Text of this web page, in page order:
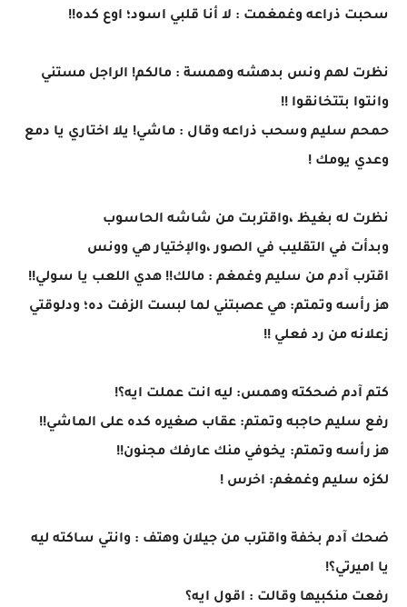
سحبت ذراعه وغمغمت : لا أنا قلبي اسود؛ اوع كده!!
نظرت لهم ونس بدهشه وهمسة : مالكم! الراجل مستني
وانتوا بتتخانقوا !!
حمحم سليم وسحب ذراعه وقال : ماشي! يلا اختاري يا دمع
وعدي يومك !
نظرت له بغيظ ،واقتربت من شاشه الحاسوب
وبدأت في التقليب في الصور ،والإختيار هي وونس
اقترب آدم من سليم وغمغم : مالك!! هدي اللعب يا سولي!!
هز رأسه وتمتم: هي عصبتني لما لبست الزفت ده؛ ودلوقتي
زعلانه من رد فعلي !!
كتم آدم ضحكته وهمس: ليه انت عملت ايه؟!
رفع سليم حاجبه وتمتم: عقاب صغيره كده على الماشي!!
هز رأسه وتمتم: يخوفي منك عارفك مجنون!!
لكزه سليم وغمغم: اخرس !
ضحك آدم بخفة واقترب من جيلان وهتف : وانتي ساكته ليه
يا اميرتي؟!
رفعت منكبيها وقالت : اقول ايه؟